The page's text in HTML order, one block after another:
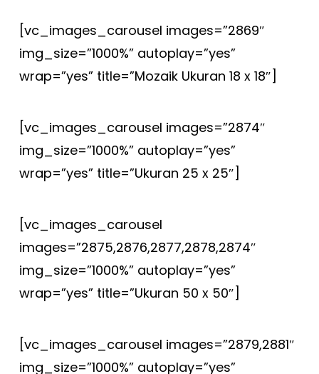
[vc_images_carousel images=”2869″
img_size=”1000%” autoplay=”yes”
wrap=”yes” title=”Mozaik Ukuran 18 x 18″]
[vc_images_carousel images=”2874″
img_size=”1000%” autoplay=”yes”
wrap=”yes” title=”Ukuran 25 x 25″]
[vc_images_carousel
images=”2875,2876,2877,2878,2874″
img_size=”1000%” autoplay=”yes”
wrap=”yes” title=”Ukuran 50 x 50″]
[vc_images_carousel images=”2879,2881″
img_size=”1000%” autoplay=”yes”